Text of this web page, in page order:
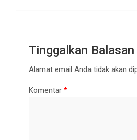
Tinggalkan Balasan
Alamat email Anda tidak akan
Komentar *